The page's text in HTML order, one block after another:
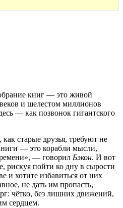
книг — это живой
и шелестом миллионов
— как позвонок гигантского
старые друзья, требуют не
— это корабли мысли,
— говорил Бэкон. И вот
рискуя пойти ко дну в сырости
и хотите избавиться от них
не дать им пропасть,
чётко, без лишних движений,
сердцем.